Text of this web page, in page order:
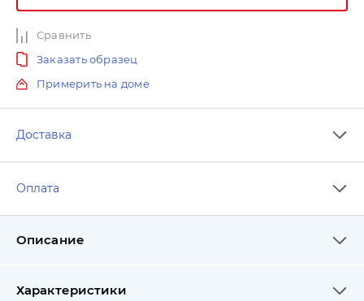
Сравнить
Заказать образец
Примерить на доме
Доставка
Оплата
Описание
Характеристики